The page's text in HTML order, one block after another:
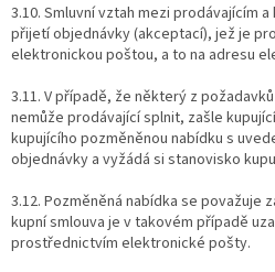
3.10. Smluvní vztah mezi prodávajícím
přijetí objednávky (akceptací), jež je
elektronickou poštou, a to na adresu
3.11. V případě, že některý z
nemůže prodávající splnit, zašle
kupujícího pozměněnou nabídku s
objednávky a vyžádá si stanovisko
3.12. Pozměněná nabídka se považuje
kupní smlouva je v takovém případě
prostřednictvím elektronické pošty.